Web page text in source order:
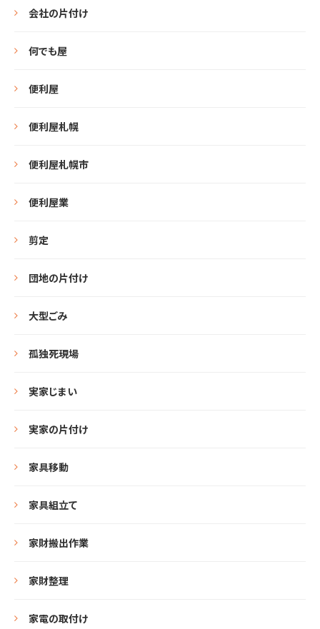
会社の片付け
何でも屋
便利屋
便利屋札幌
便利屋札幌市
便利屋業
剪定
団地の片付け
大型ごみ
孤独死現場
実家じまい
実家の片付け
家具移動
家具組立て
家財搬出作業
家財整理
家電の取付け